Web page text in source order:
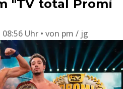
"TV total Promi
08:56 Uhr von pm / jg